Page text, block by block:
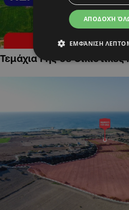
Τεμάχια Γης σε Οικιστικές
ΑΠΟΔΟΧΉ
ΕΜΦΆΝΙΣΗ